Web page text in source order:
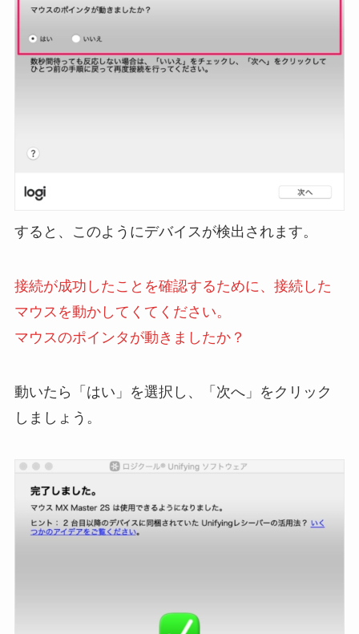
すると、このようにデバイスが検出されます。
接続が成功したことを確認するために、接続した
マウスを動かしてくてください。
マウスのポインタが動きましたか？
動いたら「はい」を選択し、「次へ」をクリック
しましょう。